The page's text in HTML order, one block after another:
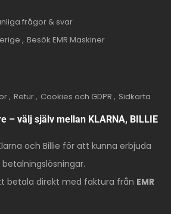
frågor & svar
Besök EMR Maskiner
Retur Cookies och GDPR
Sidkarta
– välj själv mellan KLARNA, BILLIE
och Billie för att kunna erbjuda
betala direkt med faktura från EMR